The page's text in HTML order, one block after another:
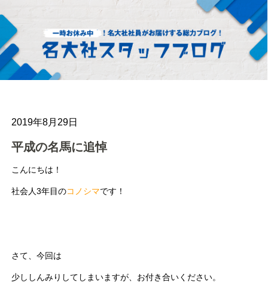
2019年8月29日
平成の名馬に追悼
こんにちは！
社会人3年目のコノシマです！
さて、今回は
少ししんみりしてしまいますが、お付き合いください。